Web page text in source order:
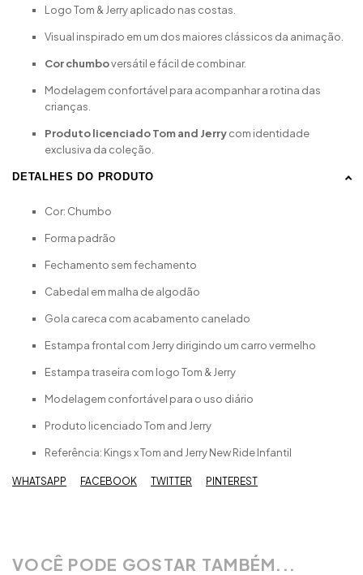
Logo Tom & Jerry aplicado nas costas.
Visual inspirado em um dos maiores clássicos da animação.
Cor chumboversátil e fácil de combinar.
Modelagem confortável para acompanhar a rotina das
crianças.
Produto licenciado Tom and Jerrycom identidade
exclusiva da coleção.
DETALHES DO PRODUTO
Cor: Chumbo
Forma padrão
Fechamento sem fechamento
Cabedal em malha de algodão
Gola careca com acabamento canelado
Estampa frontal com Jerry dirigindo um carro vermelho
Estampa traseira com logo Tom & Jerry
Modelagem confortável para o uso diário
Produto licenciado Tom and Jerry
Referência: Kings x Tom and Jerry New Ride Infantil
WHATSAPP FACEBOOK TWITTER PINTEREST
VOCÊ PODE GOSTAR TAMBÉM...